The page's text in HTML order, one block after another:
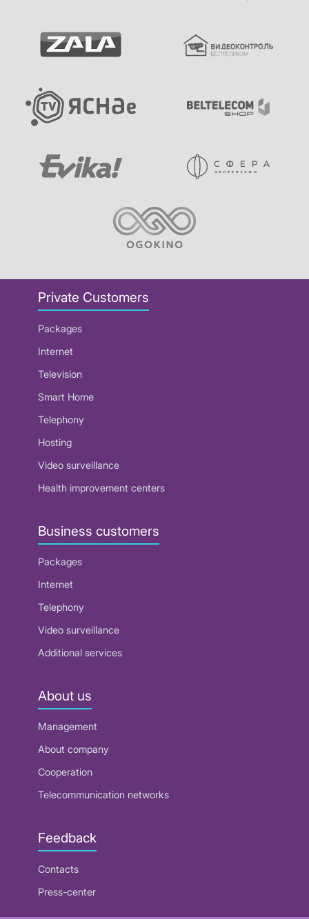
Private Customers
Packages
Internet
Television
Smart Home
Telephony
Hosting
Video surveillance
Health improvement centers
Business customers
Packages
Internet
Telephony
Video surveillance
Additional services
About us
Management
About company
Cooperation
Telecommunication networks
Feedback
Contacts
Press-center